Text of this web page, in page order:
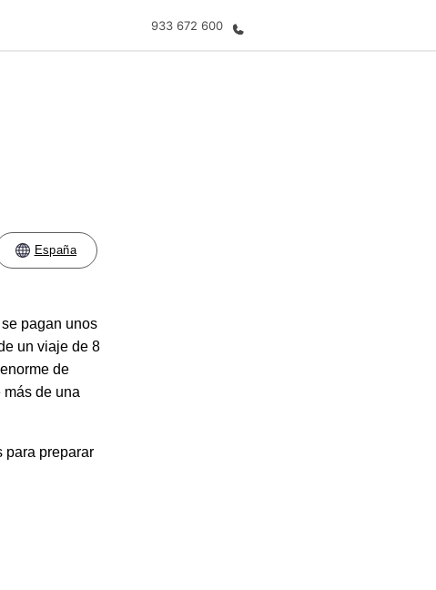
933 672 600
nosotros
España
pagan unos
un viaje de 8
de
más de una
para preparar